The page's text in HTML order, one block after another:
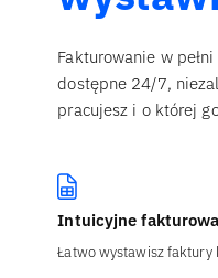
Fakturowanie w
dostępne 24/7,
pracujesz i o której
Intuicyjne
Łatwo wystawisz faktury